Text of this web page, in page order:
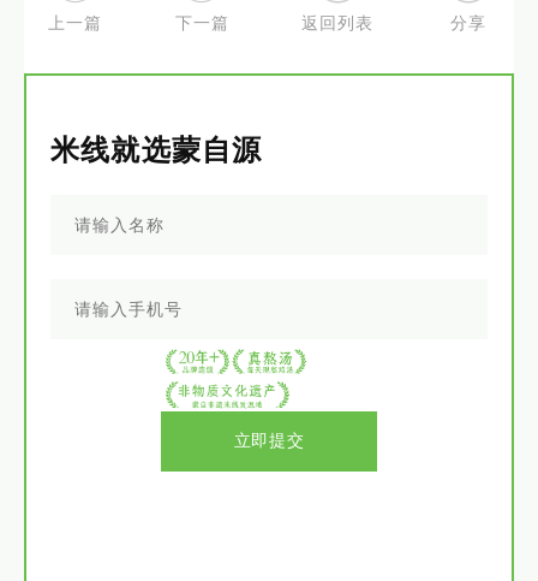
上一篇 下一篇 返回列表 分享
米线就选蒙自源
立即提交